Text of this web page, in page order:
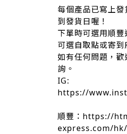
每個產品已寫上
到發貨日喔！
下單時可選用順
可選自取點或寄到
如有任何問題，
詢。
IG:
https://
順豐：https://
express.com/